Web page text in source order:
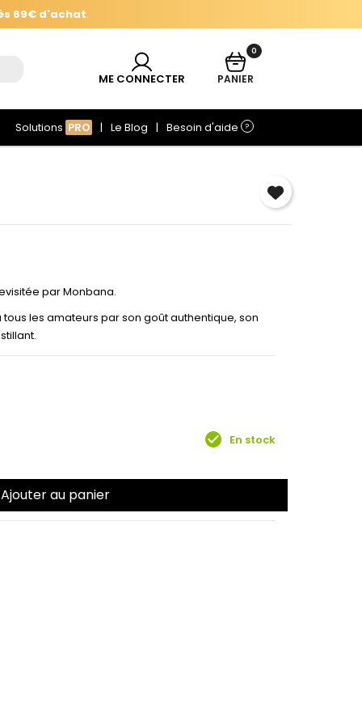
69€ d'achat.
ME CONNECTER
0
PANIER
Solutions PRO Le Blog Besoin d'aide ?
par Monbana.
les amateurs par son goût authentique, son
check_circle En stock
Ajouter au panier